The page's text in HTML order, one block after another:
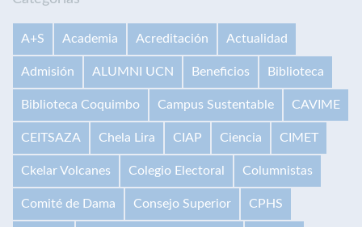
A+S Academia Acreditación Actualidad
Admisión ALUMNI UCN Beneficios Biblioteca
Biblioteca Coquimbo Campus Sustentable CAVIME
CEITSAZA Chela Lira CIAP Ciencia CIMET
Ckelar Volcanes Colegio Electoral Columnistas
Comité de Dama Consejo Superior CPHS